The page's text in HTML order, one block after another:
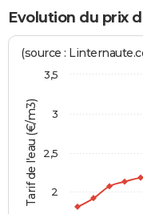
Evolution du prix
Tarif de l'eau (€/m3)
(source :
2
2,5
3
3,5